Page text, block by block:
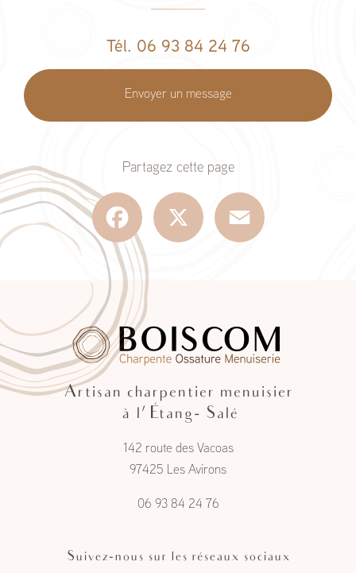
Tél. 06 93 84 24 76
Envoyer un message
Partagez cette page
Facebook
Artisan charpentier menuisier
à l'Étang- Salé
142 route des Vacoas
97425 Les Avirons
06 93 84 24 76
Suivez-nous sur les réseaux sociaux